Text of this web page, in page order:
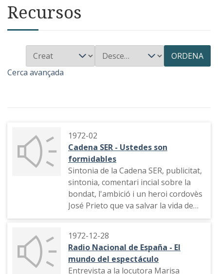
Recursos
ORDENA
Cerca avançada
1972-02
Cadena SER - Ustedes son
formidables
Sintonia de la Cadena SER, publicitat,
sintonia, comentari incial sobre la
bondat, l'ambició i un heroi cordovès
José Prieto que va salvar la vida de
diverses persones quan un autobús
1972-12-28
Radio Nacional de España - El
mundo del espectáculo
Entrevista a la locutora Marisa